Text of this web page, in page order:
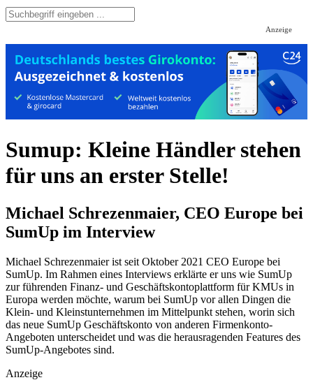
Anzeige
Sumup: Kleine Händler stehen
für uns an erster Stelle!
Michael Schrezenmaier, CEO Europe bei
SumUp im Interview
Michael Schrezenmaier ist seit Oktober 2021 CEO Europe bei
SumUp. Im Rahmen eines Interviews erklärte er uns wie SumUp
zur führenden Finanz- und Geschäftskontoplattform für KMUs in
Europa werden möchte, warum bei SumUp vor allen Dingen die
Klein- und Kleinstunternehmen im Mittelpunkt stehen, worin sich
das neue SumUp Geschäftskonto von anderen Firmenkonto-
Angeboten unterscheidet und was die herausragenden Features des
SumUp-Angebotes sind.
Anzeige